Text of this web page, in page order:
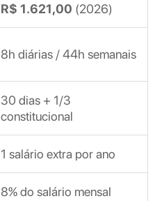
R$ 1.621,00 (2026)
8h diárias / 44h semanais
30 dias + 1/3
constitucional
1 salário extra por ano
8% do salário mensal